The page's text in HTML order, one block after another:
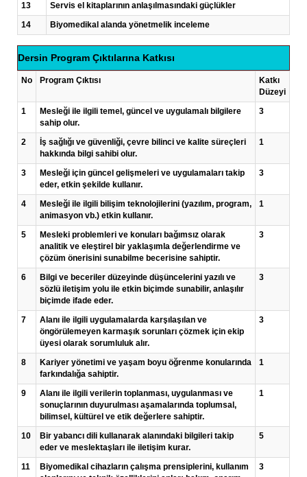
13
Servis el kitaplarının anlaşılmasındaki güçlükler
14
Biyomedikal alanda yönetmelik inceleme
Dersin Program Çıktılarına Katkısı
No Program Çıktısı
Katkı
Düzeyi
1
Mesleği ile ilgili temel, güncel ve uygulamalı bilgilere
sahip olur.
3
2
İş sağlığı ve güvenliği, çevre bilinci ve kalite süreçleri
hakkında bilgi sahibi olur.
1
3
Mesleği için güncel gelişmeleri ve uygulamaları takip
eder, etkin şekilde kullanır.
3
4
Mesleği ile ilgili bilişim teknolojilerini (yazılım, program,
animasyon vb.) etkin kullanır.
1
5
Mesleki problemleri ve konuları bağımsız olarak
analitik ve eleştirel bir yaklaşımla değerlendirme ve
çözüm önerisini sunabilme becerisine sahiptir.
3
6
Bilgi ve beceriler düzeyinde düşüncelerini yazılı ve
sözlü iletişim yolu ile etkin biçimde sunabilir, anlaşılır
biçimde ifade eder.
3
7
Alanı ile ilgili uygulamalarda karşılaşılan ve
öngörülemeyen karmaşık sorunları çözmek için ekip
üyesi olarak sorumluluk alır.
3
8
Kariyer yönetimi ve yaşam boyu öğrenme konularında
farkındalığa sahiptir.
1
9
Alanı ile ilgili verilerin toplanması, uygulanması ve
sonuçlarının duyurulması aşamalarında toplumsal,
bilimsel, kültürel ve etik değerlere sahiptir.
1
10
Bir yabancı dili kullanarak alanındaki bilgileri takip
eder ve meslektaşları ile iletişim kurar.
5
11
Biyomedikal cihazların çalışma prensiplerini, kullanım
3